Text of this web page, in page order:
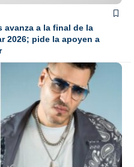
avanza a la final de la
2026; pide la apoyen a